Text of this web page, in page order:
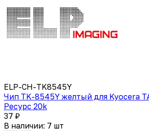
ELP-CH-TK8545Y
Чип TK-8545Y желтый для Kyocera
Ресурс 20k
37 ₽
В наличии: 7 шт